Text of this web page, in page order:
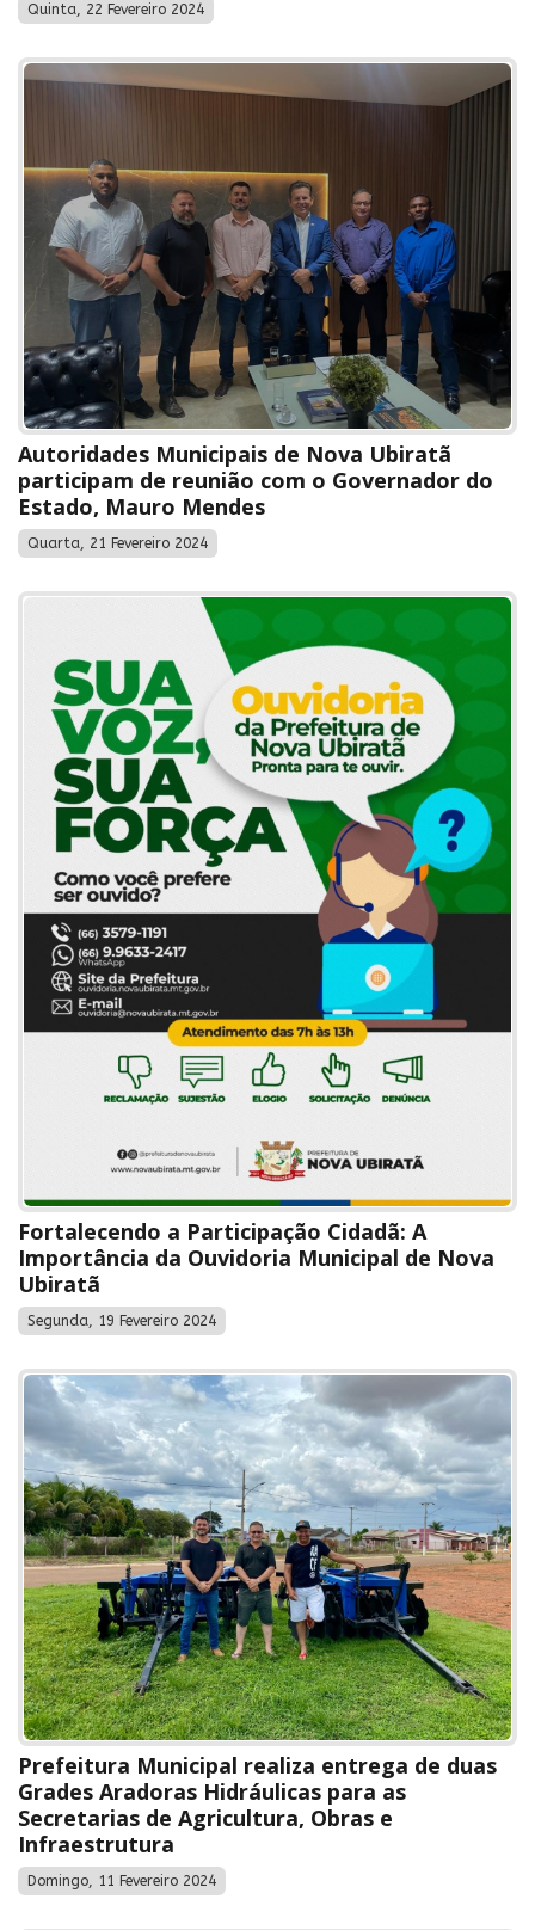
Quinta, 22 Fevereiro 2024
Autoridades Municipais de Nova Ubiratã
participam de reunião com o Governador do
Estado, Mauro Mendes
Quarta, 21 Fevereiro 2024
Fortalecendo a Participação Cidadã: A
Importância da Ouvidoria Municipal de Nova
Ubiratã
Segunda, 19 Fevereiro 2024
Prefeitura Municipal realiza entrega de duas
Grades Aradoras Hidráulicas para as
Secretarias de Agricultura, Obras e
Infraestrutura
Domingo, 11 Fevereiro 2024